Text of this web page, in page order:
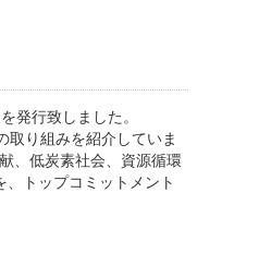
発行致しました。
取り組みを紹介していま
、低炭素社会、資源循環
トップコミットメント